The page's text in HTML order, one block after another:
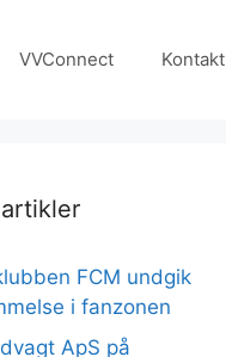
VVConnect Kontakt
FCM undgik
i fanzonen
ApS på